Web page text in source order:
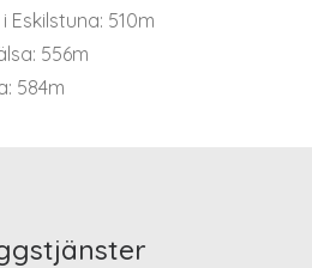
Eskilstuna: 510m
556m
584m